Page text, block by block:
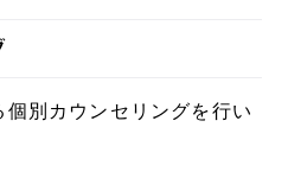
別カウンセリングを行い